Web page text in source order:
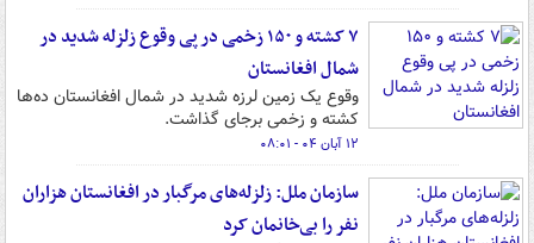
۷ کشته و ۱۵۰ زخمی در پی وقوع زلزله شدید در
شمال افغانستان
وقوع یک زمین لرزه شدید در شمال افغانستان ده‌ها
کشته و زخمی برجای گذاشت.
۱۲ آبان ۰۴ - ۰۸:۰۱
سازمان ملل: زلزله‌های مرگبار در افغانستان هزاران
نفر را بی‌خانمان کرد